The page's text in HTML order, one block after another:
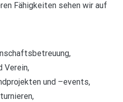
Fähigkeiten sehen wir auf
Verein,
und –events,